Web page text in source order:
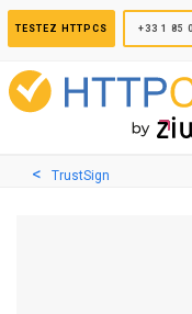
TESTEZ HTTPCS +33 1 85
TrustSign
Panneau de gestion des